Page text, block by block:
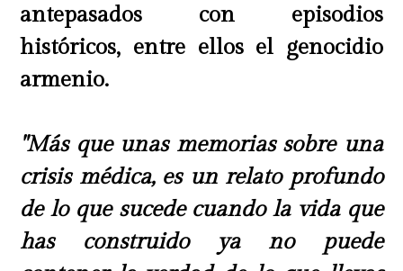
antepasados con episodios
históricos, entre ellos el genocidio
armenio.
"Más que unas memorias sobre una
crisis médica, es un relato profundo
de lo que sucede cuando la vida que
has construido ya no puede